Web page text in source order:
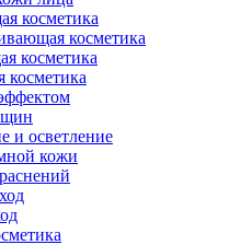
косметика
косметика
косметика
косметика
и осветление
кожи